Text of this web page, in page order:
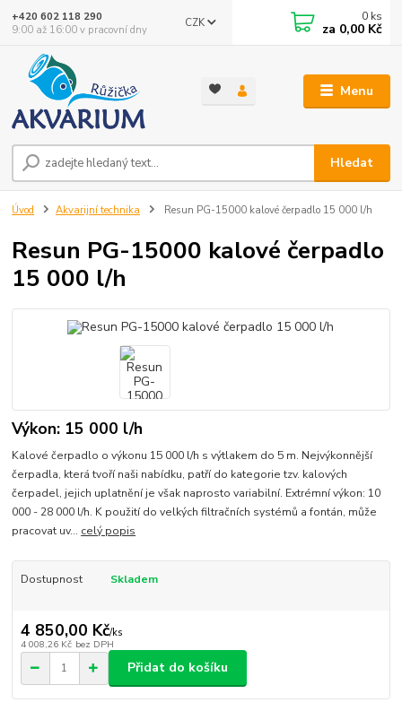
Menu
CZK
Hledat
+420 602 118 290
9:00 až 16:00 v pracovní dny
0 ks
za 0,00 Kč
Úvod Akvarijní technika Resun PG-15000 kalové čerpadlo 15 000 l/h
Resun PG-15000 kalové čerpadlo
15 000 l/h
Výkon: 15 000 l/h
Kalové čerpadlo o výkonu 15 000 l/h s výtlakem do 5 m. Nejvýkonnější
čerpadla, která tvoří naši nabídku, patří do kategorie tzv. kalových
čerpadel, jejich uplatnění je však naprosto variabilní. Extrémní výkon: 10
000 - 28 000 l/h. K použití do velkých filtračních systémů a fontán, může
pracovat uv... celý popis
Dostupnost Skladem
4 850,00 Kč/ks
4 008,26 Kč bez DPH
Přidat do košíku